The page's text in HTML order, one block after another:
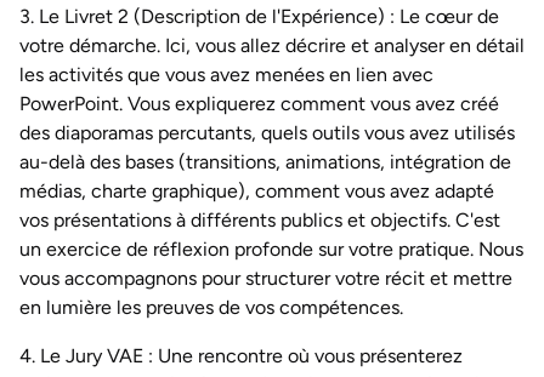
3. Le Livret 2 (Description de l'Expérience) : Le cœur de
votre démarche. Ici, vous allez décrire et analyser en détail
les activités que vous avez menées en lien avec
PowerPoint. Vous expliquerez comment vous avez créé
des diaporamas percutants, quels outils vous avez utilisés
au-delà des bases (transitions, animations, intégration de
médias, charte graphique), comment vous avez adapté
vos présentations à différents publics et objectifs. C'est
un exercice de réflexion profonde sur votre pratique. Nous
vous accompagnons pour structurer votre récit et mettre
en lumière les preuves de vos compétences.
4. Le Jury VAE : Une rencontre où vous présenterez